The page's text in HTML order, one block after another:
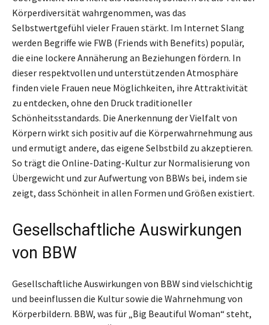
Körperdiversität wahrgenommen, was das
Selbstwertgefühl vieler Frauen stärkt. Im Internet Slang
werden Begriffe wie FWB (Friends with Benefits) populär,
die eine lockere Annäherung an Beziehungen fördern. In
dieser respektvollen und unterstützenden Atmosphäre
finden viele Frauen neue Möglichkeiten, ihre Attraktivität
zu entdecken, ohne den Druck traditioneller
Schönheitsstandards. Die Anerkennung der Vielfalt von
Körpern wirkt sich positiv auf die Körperwahrnehmung aus
und ermutigt andere, das eigene Selbstbild zu akzeptieren.
So trägt die Online-Dating-Kultur zur Normalisierung von
Übergewicht und zur Aufwertung von BBWs bei, indem sie
zeigt, dass Schönheit in allen Formen und Größen existiert.
Gesellschaftliche Auswirkungen
von BBW
Gesellschaftliche Auswirkungen von BBW sind vielschichtig
und beeinflussen die Kultur sowie die Wahrnehmung von
Körperbildern. BBW, was für „Big Beautiful Woman“ steht,